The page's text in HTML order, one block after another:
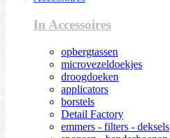
In Accessoires
opbergtassen
microvezeldoekjes
droogdoeken
applicators
borstels
Detail Factory
emmers - filters - deksels